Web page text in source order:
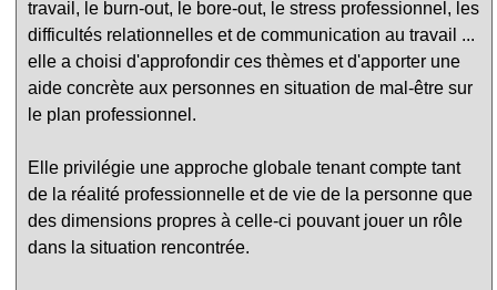
travail, le burn-out, le bore-out, le stress professionnel, les
difficultés relationnelles et de communication au travail ...
elle a choisi d'approfondir ces thèmes et d'apporter une
aide concrète aux personnes en situation de mal-être sur
le plan professionnel.
Elle privilégie une approche globale tenant compte tant
de la réalité professionnelle et de vie de la personne que
des dimensions propres à celle-ci pouvant jouer un rôle
dans la situation rencontrée.